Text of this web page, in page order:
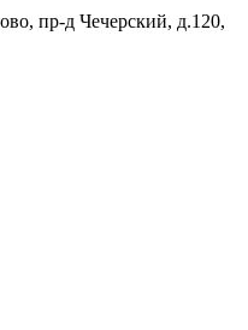
пр-д Чечерский, д.120,